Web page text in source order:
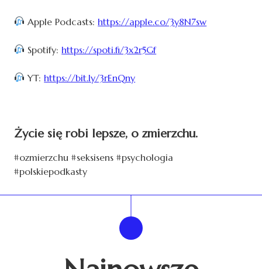
Apple Podcasts: https://apple.co/3y8N7sw
Spotify: https://spoti.fi/3x2r5Gf
YT: https://bit.ly/3rEnQny
Życie się robi lepsze, o zmierzchu.
#ozmierzchu #seksisens #psychologia
#polskiepodkasty